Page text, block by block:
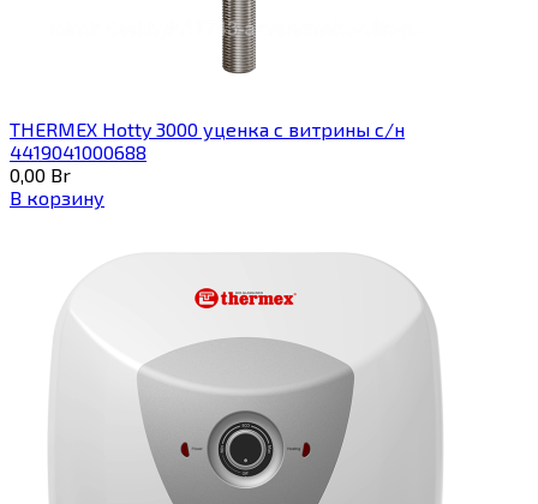
THERMEX Hotty 3000 уценка с витрины с/н
4419041000688
0,00 Br
В корзину